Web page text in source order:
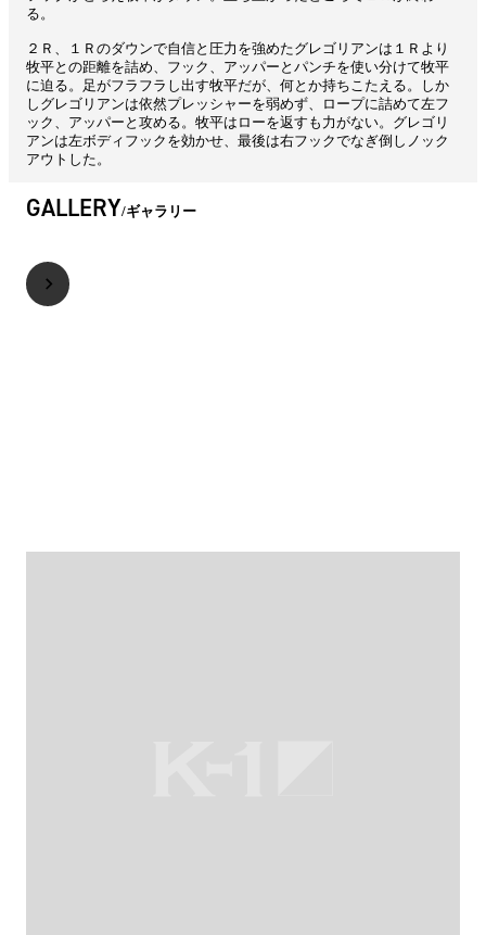
る。
２Ｒ、１Ｒのダウンで自信と圧力を強めたグレゴリアンは１Ｒより
牧平との距離を詰め、フック、アッパーとパンチを使い分けて牧平
に迫る。足がフラフラし出す牧平だが、何とか持ちこたえる。しか
しグレゴリアンは依然プレッシャーを弱めず、ロープに詰めて左フ
ック、アッパーと攻める。牧平はローを返すも力がない。グレゴリ
アンは左ボディフックを効かせ、最後は右フックでなぎ倒しノック
アウトした。
GALLERY ギャラリー